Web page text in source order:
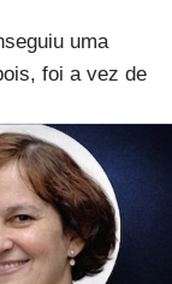
uma
foi a vez de